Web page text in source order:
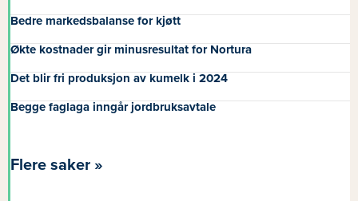
Bedre markedsbalanse for kjøtt
Økte kostnader gir minusresultat for Nortura
Det blir fri produksjon av kumelk i 2024
Begge faglaga inngår jordbruksavtale
Flere saker »